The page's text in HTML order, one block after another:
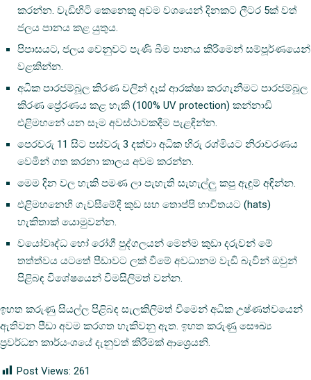
කරන්න. වැඩිහිටි කෙනෙකු අවම වශයෙන් දිනකට ලීටර 5ක් වත්
ජලය පානය කළ යුතුය.
පිපාසයට, ජලය වෙනුවට පැණි බීම පානය කිරීමෙන් සම්පූර්ණයෙන්
වළකින්න.
අධික පාරජම්බූල කිරණ වලින් දෑස් ආරක්ෂා කරගැනීමට පාරජම්බූල
කිරණ ප්‍රේරණය කළ හැකි (100% UV protection) කන්නාඩි
එළිමහනේ යන සෑම අවස්ථාවකදීම පැළඳින්න.
පෙරවරු 11 සිට පස්වරු 3 දක්වා අධික හිරු රශ්මියට නිරාවරණය
වෙමින් ගත කරනා කාලය අවම කරන්න.
මෙම දින වල හැකි පමණ ලා පැහැති සැහැල්ලු කපු ඇඳුම් අඳින්න.
එළිමහනෙහි ගැවසීමේදී කුඩ සහ තොප්පි භාවිතයට (hats)
හැකිතාක් යොමුවන්න.
වයෝවෘද්ධ හෝ රෝගී පුද්ගලයන් මෙන්ම කුඩා දරුවන් මේ
තත්ත්වය යටතේ පීඩාවට ලක් වීමේ අවධානම වැඩි බැවින් ඔවුන්
පිළිබඳ විශේෂයෙන් විමසිලිමත් වන්න.
ඉහත කරුණු සියල්ල පිළිබඳ සැලකිලිමත් වීමෙන් අධික උෂ්ණත්වයෙන්
ඇතිවන පීඩා අවම කරගත හැකිවනු ඇත. ඉහත කරුණු සෞඛ්‍ය
ප්‍රවර්ධන කාර්යංශයේ දැනුවත් කිරීමක් ආශ්‍රෙයනි.
Post Views: 261